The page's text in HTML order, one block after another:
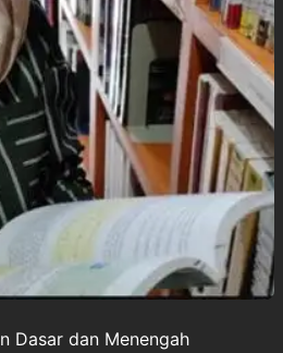
Dasar dan Menengah